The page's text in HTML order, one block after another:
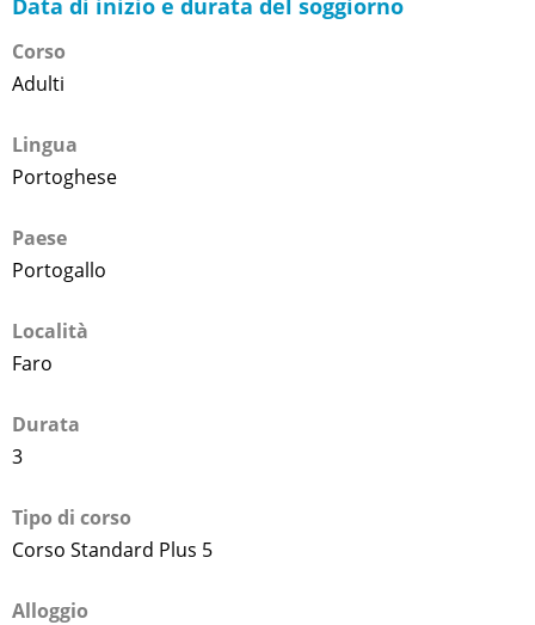
Corso
Adulti
Lingua
Portoghese
Paese
Portogallo
Località
Faro
Durata
3
Tipo di corso
Corso Standard Plus 5
Alloggio